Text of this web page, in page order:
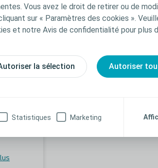
Vous avez le droit de retirer ou de
sur « Paramètres des cookies ».
et notre Avis de confidentialité pour plus
la sélection Autoriser
Statistiques Marketing
En savoir plus